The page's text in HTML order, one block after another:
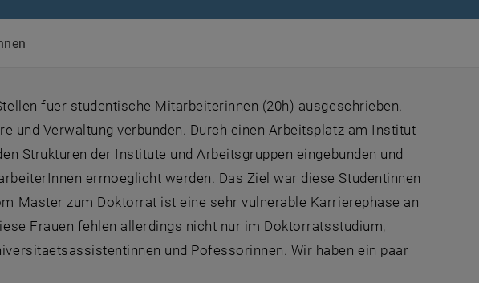
fuer studentische Mitarbeiterinnen (20h) ausgeschrieben.
und Verwaltung verbunden. Durch einen Arbeitsplatz am Institut
Strukturen der Institute und Arbeitsgruppen eingebunden und
ermoeglicht werden. Das Ziel war diese Studentinnen
Master zum Doktorrat ist eine sehr vulnerable Karrierephase an
Frauen fehlen allerdings nicht nur im Doktorratsstudium,
und Pofessorinnen. Wir haben ein paar